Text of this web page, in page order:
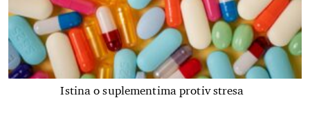
Istina o suplementima protiv stresa